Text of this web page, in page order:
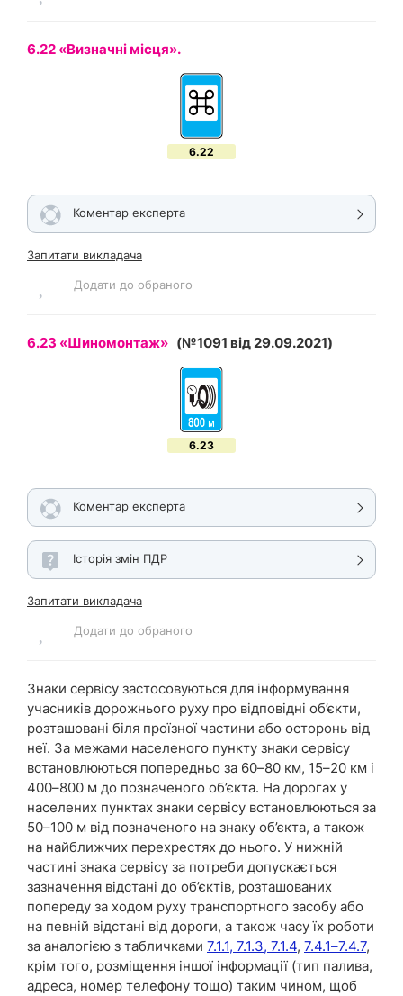
6.22 «Визначні місця».
6.22
Коментар експерта
Запитати викладача
Додати до обраного
6.23 «Шиномонтаж» (№1091 від 29.09.2021)
6.23
Коментар експерта
Історія змін ПДР
Запитати викладача
Додати до обраного
Знаки сервісу застосовуються для інформування
учасників дорожнього руху про відповідні об’єкти,
розташовані біля проїзної частини або осторонь від
неї. За межами населеного пункту знаки сервісу
встановлюються попередньо за 60–80 км, 15–20 км і
400–800 м до позначеного об’єкта. На дорогах у
населених пунктах знаки сервісу встановлюються за
50–100 м від позначеного на знаку об’єкта, а також
на найближчих перехрестях до нього. У нижній
частині знака сервісу за потреби допускається
зазначення відстані до об’єктів, розташованих
попереду за ходом руху транспортного засобу або
на певній відстані від дороги, а також часу їх роботи
за аналогією з табличками 7.1.1, 7.1.3, 7.1.4, 7.4.1–7.4.7,
крім того, розміщення іншої інформації (тип палива,
адреса, номер телефону тощо) таким чином, щоб